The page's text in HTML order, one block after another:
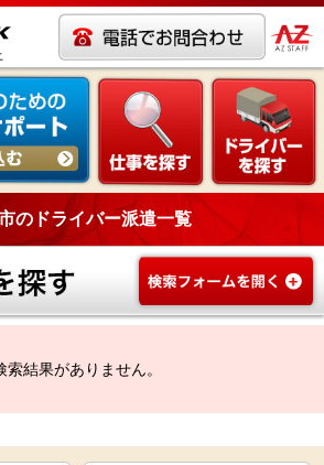
のドライバー派遣一覧
索結果がありません。